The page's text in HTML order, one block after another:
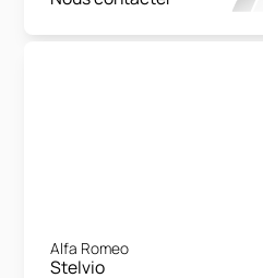
Alfa Romeo
Stelvio